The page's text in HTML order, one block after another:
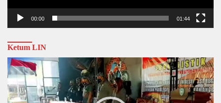
00:00 01:44
Ketum LIN
Video
Player